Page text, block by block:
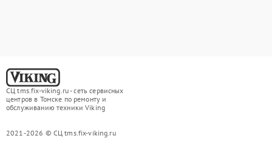
СЦ tms.fix-viking.ru - сеть сервисных
центров в Томске по ремонту и
обслуживанию техники Viking
2021-2026 © СЦ tms.fix-viking.ru